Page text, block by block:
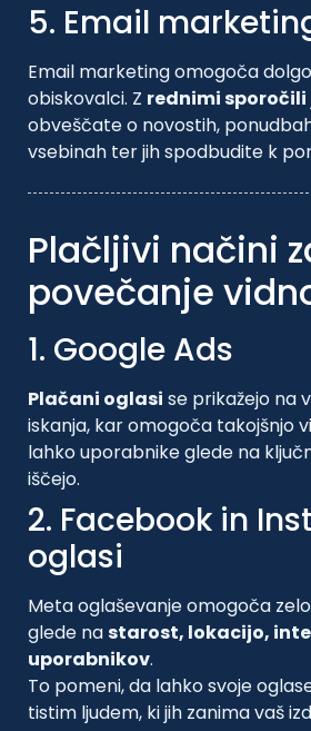
5. Email
Email marketing omogoča
obiskovalci. Z rednimi sporočili
obveščate o novostih,
vsebinah ter jih spodbudite k
Plačljivi načini
povečanje
1. Google Ads
Plačani oglasi se prikažejo na
iskanja, kar omogoča takojšnjo
lahko uporabnike glede na
iščejo.
2. Facebook in
oglasi
Meta oglaševanje omogoča
glede nastarost, lokacijo,
uporabnikov.
To pomeni, da lahko svoje
tistim ljudem, ki jih zanima vaš